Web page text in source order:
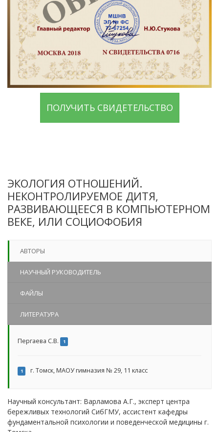
ПОЛУЧИТЬ СВИДЕТЕЛЬСТВО
ЭКОЛОГИЯ ОТНОШЕНИЙ.
НЕКОНТРОЛИРУЕМОЕ ДИТЯ,
РАЗВИВАЮЩЕЕСЯ В КОМПЬЮТЕРНОМ
ВЕКЕ, ИЛИ СОЦИОФОБИЯ
АВТОРЫ
НАУЧНЫЙ РУКОВОДИТЕЛЬ
ФАЙЛЫ
ЛИТЕРАТУРА
Пергаева С.В. 1
1 г. Томск, МАОУ гимназия № 29, 11 класс
Научный консультант: Варламова А.Г., эксперт центра
бережливых технологий СибГМУ, ассистент кафедры
фундаментальной психологии и поведенческой медицины г.